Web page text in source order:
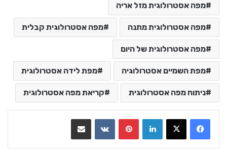
מפה אסטרולוגית מזל אריה
מפה אסטרולוגית מתנה מפה אסטרולוגית קבלית
מפה אסטרולוגית של היום
מפת השמיים אסטרולוגיה מפת לידה אסטרולוגית
ניתוח מפה אסטרולוגית קריאת מפה אסטרולוגית
LinkedIn
VKontakte